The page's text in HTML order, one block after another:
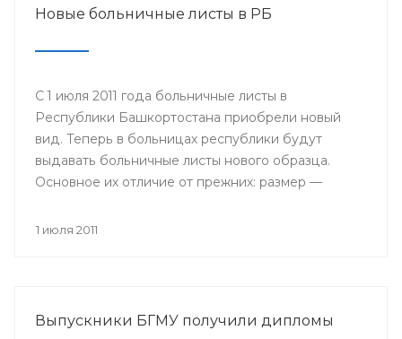
Новые больничные листы в РБ
С 1 июля 2011 года больничные листы в
Республики Башкортостана приобрели новый
вид. Теперь в больницах республики будут
выдавать больничные листы нового образца.
Основное их отличие от прежних: размер —
поля на голубом поле, в центре размещается
работу, страховой стаж и средний заработок.
1 июля 2011
Выпускники БГМУ получили дипломы